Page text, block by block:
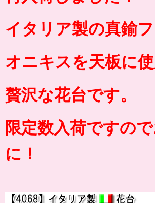
イタリア製の真鍮
オニキスを天板に
贅沢な花台です。
限定数入荷ですの
に！